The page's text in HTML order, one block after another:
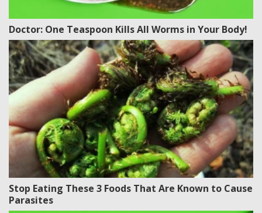
Doctor: One Teaspoon Kills All Worms in Your Body!
Stop Eating These 3 Foods That Are Known to Cause
Parasites